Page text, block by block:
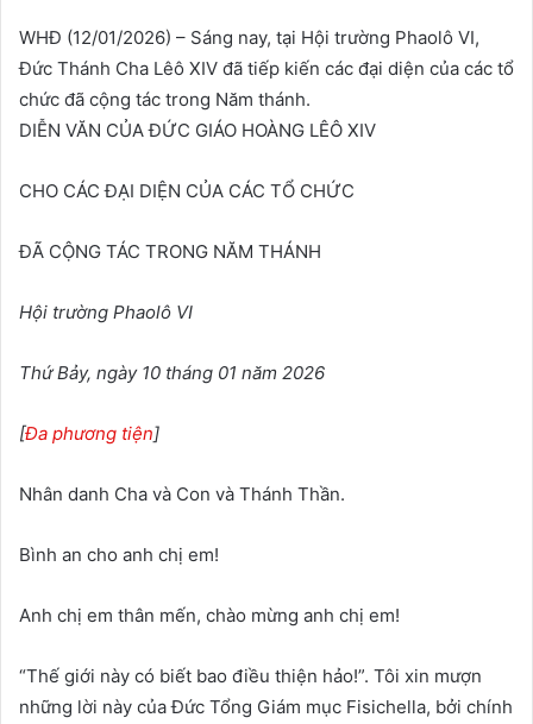
WHĐ (12/01/2026) – Sáng nay, tại Hội trường Phaolô VI,
Đức Thánh Cha Lêô XIV đã tiếp kiến các đại diện của các tổ
chức đã cộng tác trong Năm thánh.
DIỄN VĂN CỦA ĐỨC GIÁO HOÀNG LÊÔ XIV
CHO CÁC ĐẠI DIỆN CỦA CÁC TỔ CHỨC
ĐÃ CỘNG TÁC TRONG NĂM THÁNH
Hội trường Phaolô VI
Thứ Bảy, ngày 10 tháng 01 năm 2026
[Đa phương tiện]
Nhân danh Cha và Con và Thánh Thần.
Bình an cho anh chị em!
Anh chị em thân mến, chào mừng anh chị em!
“Thế giới này có biết bao điều thiện hảo!”. Tôi xin mượn
những lời này của Đức Tổng Giám mục Fisichella, bởi chính